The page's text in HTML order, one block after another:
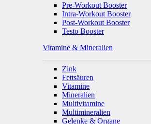
Pre-Workout Booster
Intra-Workout Booster
Post-Workout Booster
Testo Booster
Vitamine & Mineralien
Zink
Fettsäuren
Vitamine
Mineralien
Multivitamine
Multimineralien
Gelenke & Organe